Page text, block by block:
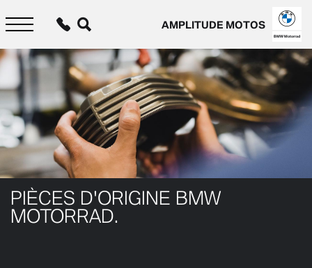
contenu
AMPLITUDE MOTOS
BMW Motorrad
PIÈCES D'ORIGINE BMW
MOTORRAD.